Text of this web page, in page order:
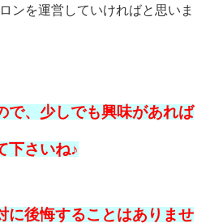
ンを運営していければと思いま
で、少しでも興味があれば
下さいね♪
に後悔することはありませ